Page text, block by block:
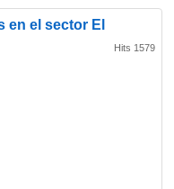
en el sector El
Hits 1579